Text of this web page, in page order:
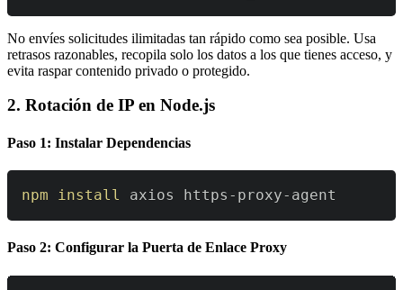
No envíes solicitudes ilimitadas tan rápido como sea posible. Usa
retrasos razonables, recopila solo los datos a los que tienes acceso, y
evita raspar contenido privado o protegido.
2. Rotación de IP en Node.js
Paso 1: Instalar Dependencias
npm install axios https-proxy-agent
Paso 2: Configurar la Puerta de Enlace Proxy